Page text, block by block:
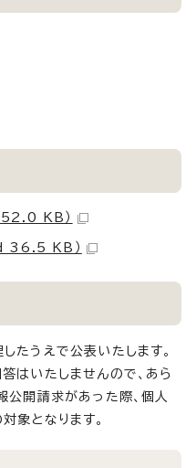
52.0 KB）
36.5 KB）
たうえで公表いたします。
はいたしませんので、あら
公開請求があった際、個人
象となります。